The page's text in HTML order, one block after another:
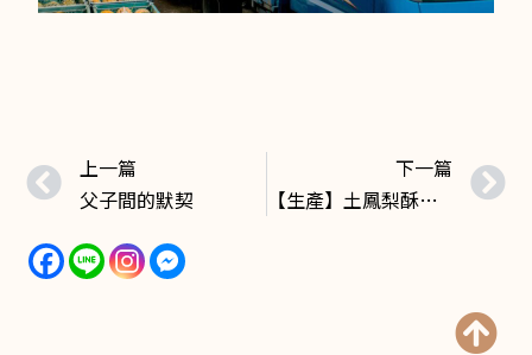
上一篇
父子間的默契
下一篇
【生產】土鳳梨酥包裝與裝盒